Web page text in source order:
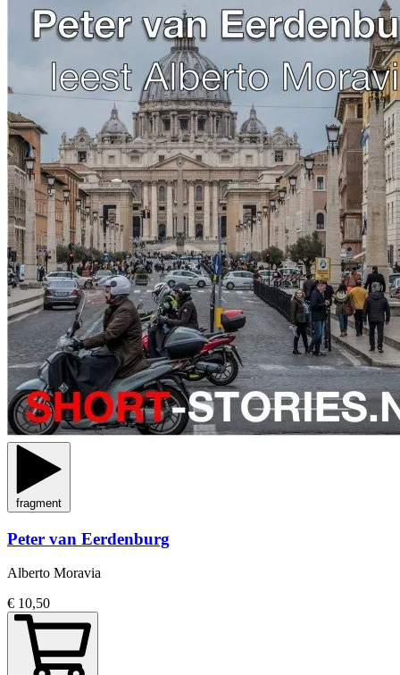
fragment
Peter van Eerdenburg
Alberto Moravia
€ 10,50